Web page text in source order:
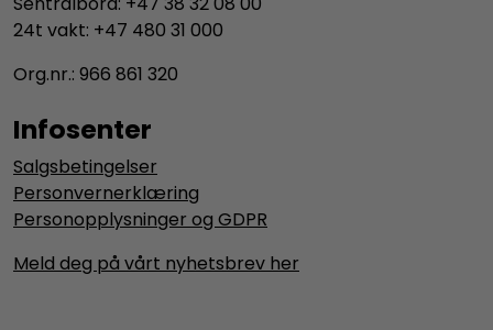
24t vakt: +47 480 31 000
Org.nr.: 966 861 320
Infosenter
Salgsbetingelser
Personvernerklæring
Personopplysninger og GDPR
Meld deg på vårt nyhetsbrev her